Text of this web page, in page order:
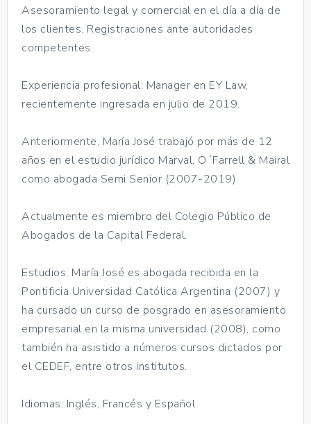
Asesoramiento legal y comercial en el día a día de
los clientes. Registraciones ante autoridades
competentes.
Experiencia profesional: Manager en EY Law,
recientemente ingresada en julio de 2019.
Anteriormente, María José trabajó por más de 12
años en el estudio jurídico Marval, O´Farrell & Mairal
como abogada Semi Senior (2007-2019).
Actualmente es miembro del Colegio Público de
Abogados de la Capital Federal.
Estudios: María José es abogada recibida en la
Pontificia Universidad Católica Argentina (2007) y
ha cursado un curso de posgrado en asesoramiento
empresarial en la misma universidad (2008), como
también ha asistido a números cursos dictados por
el CEDEF, entre otros institutos.
Idiomas: Inglés, Francés y Español.